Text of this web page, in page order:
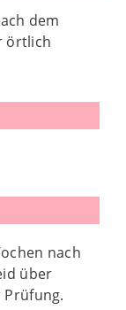
dem
örtlich
nach
über